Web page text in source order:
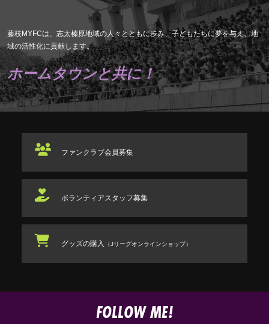
藤枝MYFCは、志太榛原地域の人々とともに歩み、子どもたちに夢を与え、地
域の活性化に貢献します。
ホームタウンと共に！
ファンクラブ会員募集
ボランティアスタッフ募集
グッズの購入 （Jリーグオンラインショップ）
FOLLOW ME!